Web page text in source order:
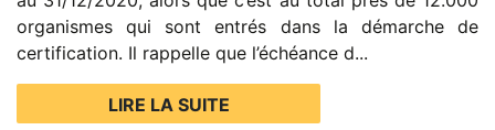
organismes qui sont entrés dans la démarche de
certification. Il rappelle que l’échéance d...
LIRE LA SUITE